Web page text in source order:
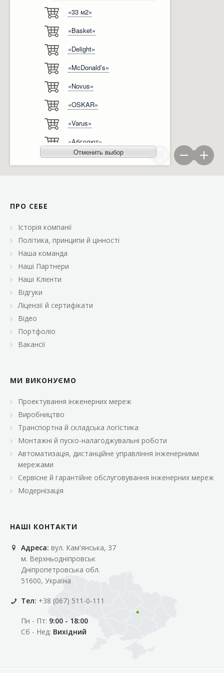
Ліцензії, сертифікати, дипломи
Автоматизація
Модернізація
«33 м2»
«Basket»
«Delight»
«McDonald’s»
«Novus»
«OSKAR»
«Varus»
«Абсолют»
«Агро-Овен»
«Велмарт»
«ВК Експресс»
«Класс»
«Континент»
«Малинка»
«Марс»
«Оптовичок»
«Свіжачок»
«Сільпо»
«Фора»
«Фреш»
«Фуршет»
«Цент»
Отменить выбор
ПРО СЕБЕ
Історія компанії
Політика, принципи й цінності
Наша команда
Наші Партнери
Наші Клієнти
Відгуки
Ліцензії й сертифікати
Відео
Портфоліо
Вакансії
МИ ВИКОНУЄМО
Проектування інженерних мереж
Виробництво
Транспортна й складська логістика
Монтажні й пуско-налагоджувальні роботи
Автоматизація, дистанційне управління інженерними
мережами
Сервісне й гарантійне обслуговування інженерних мереж
Модернізація
НАШІ КОНТАКТИ
Адреса: вул. Кам'янська, 37
м. Верхньодніпровськ
Дніпропетровська обл.
51600, Україна
Тел: +38 (067) 511-0-111
Пн - Пт: 9:00 - 18:00
Сб - Нед: Вихідний